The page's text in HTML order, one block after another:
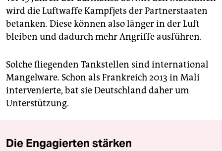
wird die Luftwaffe Kampfjets der Partnerstaaten
betanken. Diese können also länger in der Luft
bleiben und dadurch mehr Angriffe ausführen.
Solche fliegenden Tankstellen sind international
Mangelware. Schon als Frankreich 2013 in Mali
intervenierte, bat sie Deutschland daher um
Unterstützung.
Die Engagierten stärken